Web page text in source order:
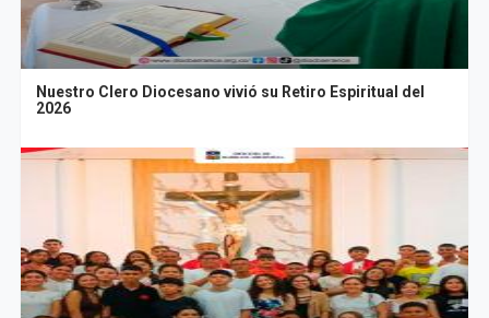
Nuestro Clero Diocesano vivió su Retiro Espiritual del
2026